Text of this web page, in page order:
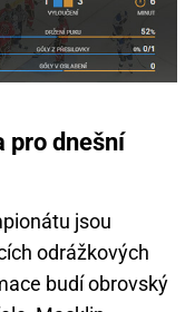
pro dnešní
jsou
odrážkových
budí obrovský